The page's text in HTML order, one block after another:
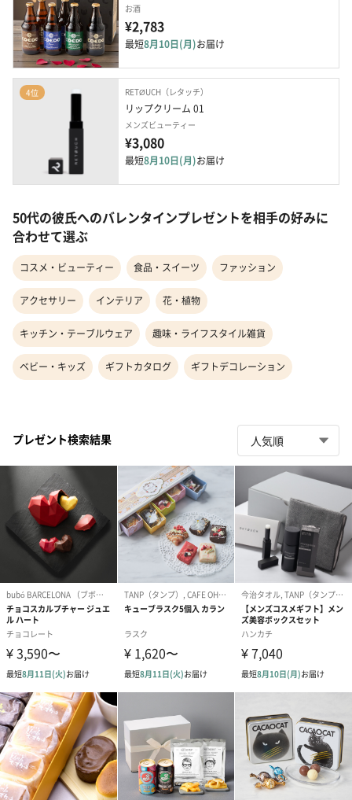
お酒
¥2,783
最短8月10日(月)お届け
4位 RETØUCH（レタッチ）
リップクリーム 01
メンズビューティー
¥3,080
最短8月10日(月)お届け
50代の彼氏へのバレンタインプレゼントを相手の好みに
合わせて選ぶ
コスメ・ビューティー 食品・スイーツ ファッション
アクセサリー インテリア 花・植物
キッチン・テーブルウェア 趣味・ライフスタイル雑貨
ベビー・キッズ ギフトカタログ ギフトデコレーション
プレゼント検索結果